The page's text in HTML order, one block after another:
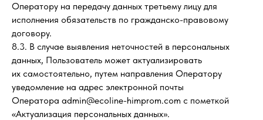
Оператору на передачу данных третьему лицу для
исполнения обязательств по гражданско-правовому
договору.
8.3. В случае выявления неточностей в персональных
данных, Пользователь может актуализировать
их самостоятельно, путем направления Оператору
уведомление на адрес электронной почты
Оператора admin@ecoline-himprom.com с пометкой
«Актуализация персональных данных».